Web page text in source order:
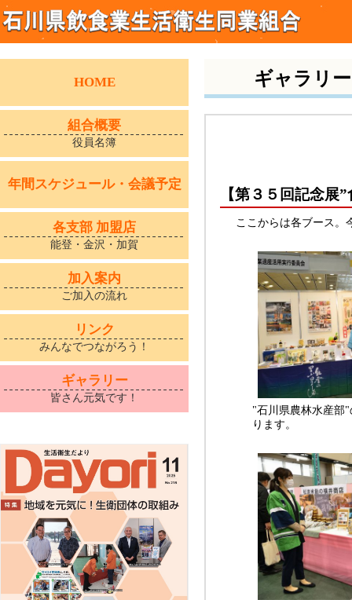
HOME
組合概要
役員名簿
年間スケジュール・会議予定
各支部 加盟店
能登・金沢・加賀
加入案内
ご加入の流れ
リンク
みんなでつながろう！
ギャラリー
皆さん元気です！
ギャラリー
【第３５回記念展
ここからは各ブース。
"石川県農林水産部
ります。